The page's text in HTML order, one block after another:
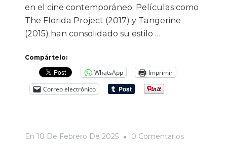
en el cine contemporáneo. Películas como
The Florida Project (2017) y Tangerine
(2015) han consolidado su estilo …
Compártelo:
WhatsApp
Imprimir
Correo electrónico
En 10 De Febrero De 2025 0 ComentariosEn